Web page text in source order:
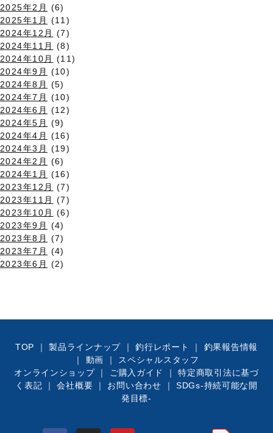
2025年2月
(6)
2025年1月
(11)
2024年12月
(7)
2024年11月
(8)
2024年10月
(11)
2024年9月
(10)
2024年8月
(5)
2024年7月
(10)
2024年6月
(12)
2024年5月
(9)
2024年4月
(16)
2024年3月
(19)
2024年2月
(6)
2024年1月
(16)
2023年12月
(7)
2023年11月
(7)
2023年10月
(6)
2023年9月
(4)
2023年8月
(7)
2023年7月
(4)
2023年6月
(2)
TOP ｜製品ラインナップ ｜釣行レポート ｜ 釣果報告情報
｜ 動画 ｜
スペシャルスタッフ
オンラインショップ｜ ご購入ガイド ｜特定商取引法に基づ
く表記 ｜会社概要 ｜ お問い合わせ ｜ SDGs-持続可能な開
発目標-